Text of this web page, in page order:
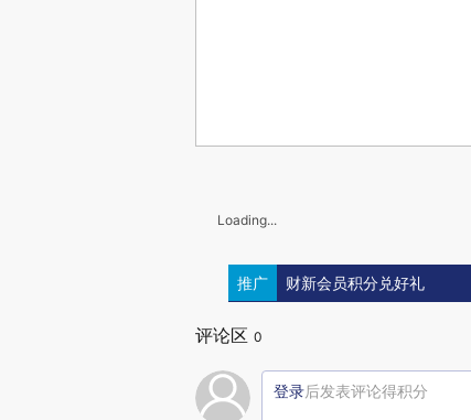
Loading...
推广 财新会员积分兑好礼
评论区 0
登录后发表评论得积分